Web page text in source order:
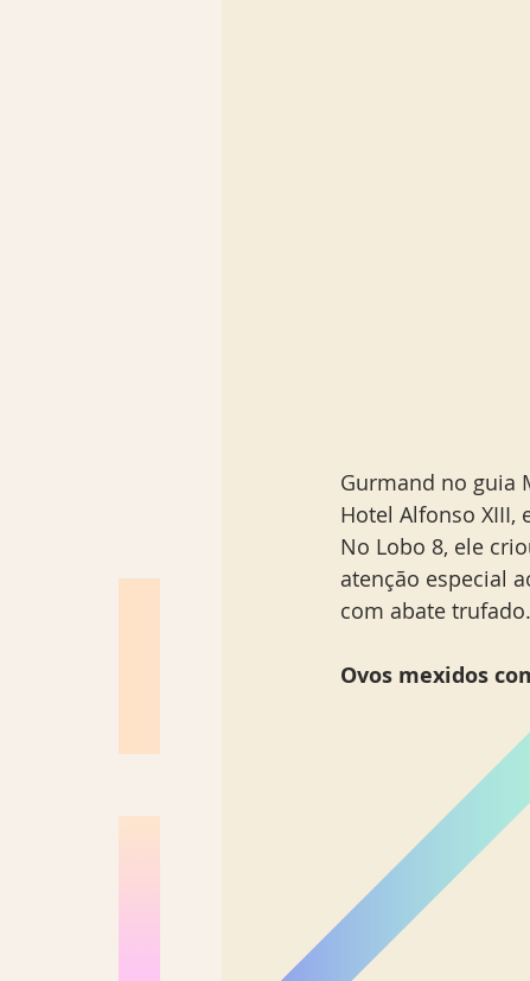
Gurmand no guia
Hotel Alfonso XIII,
No Lobo 8, ele
atenção especial
com abate
Ovos mexidos